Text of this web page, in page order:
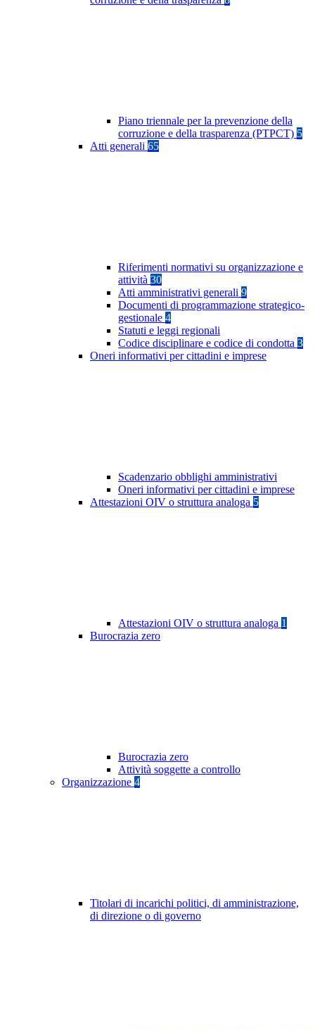
Piano triennale per la prevenzione della
corruzione e della trasparenza (PTPCT) 5
Atti generali 65
Riferimenti normativi su organizzazione e
attività 30
Atti amministrativi generali 9
Documenti di programmazione strategico-
gestionale 4
Statuti e leggi regionali
Codice disciplinare e codice di condotta 3
Oneri informativi per cittadini e imprese
Scadenzario obblighi amministrativi
Oneri informativi per cittadini e imprese
Attestazioni OIV o struttura analoga 5
Attestazioni OIV o struttura analoga 1
Burocrazia zero
Burocrazia zero
Attività soggette a controllo
Organizzazione 4
Titolari di incarichi politici, di amministrazione,
di direzione o di governo